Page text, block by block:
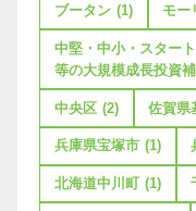
ブータン (1) モー
中堅・中小・スター
等の大規模成長投資
中央区 (2) 佐賀県
兵庫県宝塚市 (1)
北海道中川町 (1)